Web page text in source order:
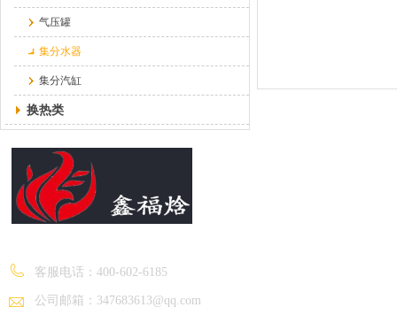
气压罐
集分水器
集分汽缸
换热类
客服电话： 400-602-6185
公司邮箱：347683613@qq.com